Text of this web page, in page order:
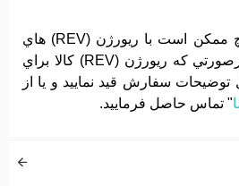
توجه:اين مدل برد سوییچ ممکن است با ريورژن (REV) هاي
متفاوتي موجود باشد. درصورتي که ريورژن (REV) کالا براي
سفارش قيد نماييد و يا از
" تماس حاصل فرماييد.